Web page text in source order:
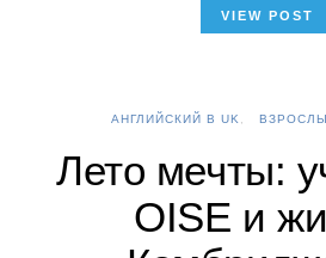
VIEW POST
АНГЛИЙСКИЙ В UK
Лето мечты:
OISE и